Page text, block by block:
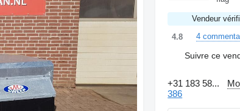
Vendeur
4.8
4
Suivre ce
+31 183 58...
386